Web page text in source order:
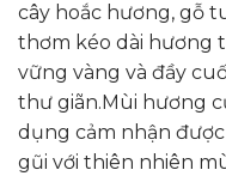
cây hoắc hương, gỗ
thơm kéo dài hương
vững vàng và đầy
thư giãn.Mùi hương
dụng cảm nhận
gũi với thiên nhiên